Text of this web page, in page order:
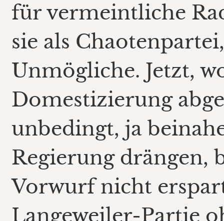
für vermeintliche
sie als
Unmögliche. Jetzt,
Domestizierung
unbedingt, ja
Regierung drängen,
Vorwurf nicht
Langeweiler-Partie